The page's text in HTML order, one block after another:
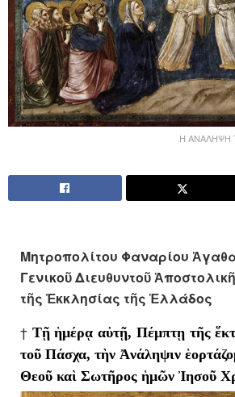
Η ΑΝΑΛΗΨΗ
Μητροπολίτου Φαναρίου
Γενικοῦ Διευθυντοῦ
τῆς Ἐκκλησίας τῆς Ἑλλάδος
† Τῇ ἡμέρᾳ αὐτῇ, Πέμπτῃ τῆς
τοῦ Πάσχα, τὴν Ἀνάληψιν
Θεοῦ καὶ Σωτῆρος ἡμῶν Ἰησοῦ